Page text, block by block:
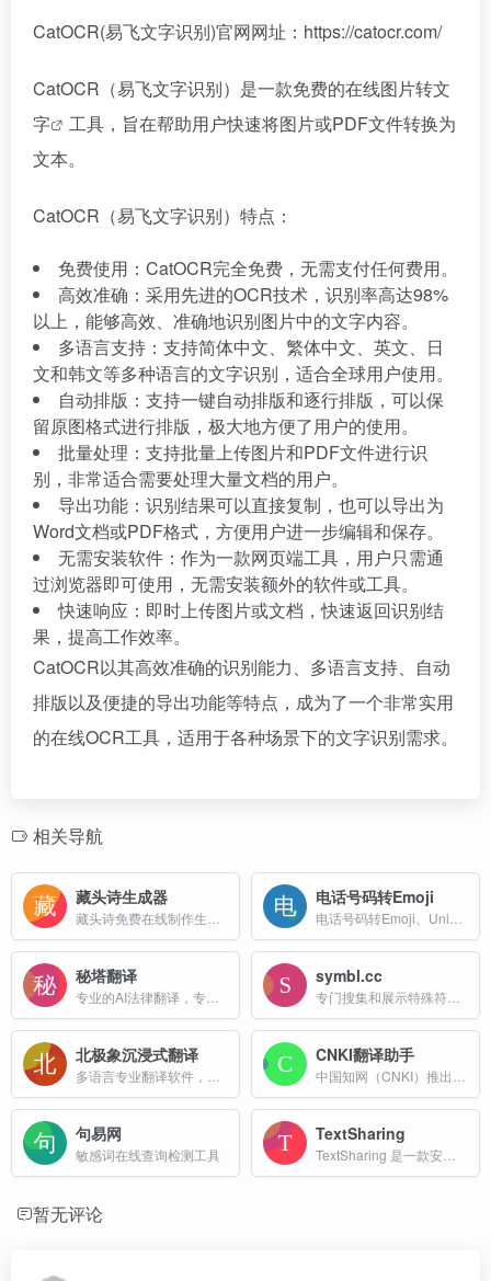
CatOCR(易飞文字识别)官网网址：https://catocr.com/
CatOCR（易飞文字识别）是一款免费的在线图片转文
字
工具，旨在帮助用户快速将图片或PDF文件转换为
文本。
CatOCR（易飞文字识别）特点：
免费使用：CatOCR完全免费，无需支付任何费用。
高效准确：采用先进的OCR技术，识别率高达98%
以上，能够高效、准确地识别图片中的文字内容。
多语言支持：支持简体中文、繁体中文、英文、日
文和韩文等多种语言的文字识别，适合全球用户使用。
自动排版：支持一键自动排版和逐行排版，可以保
留原图格式进行排版，极大地方便了用户的使用。
批量处理：支持批量上传图片和PDF文件进行识
别，非常适合需要处理大量文档的用户。
导出功能：识别结果可以直接复制，也可以导出为
Word文档或PDF格式，方便用户进一步编辑和保存。
无需安装软件：作为一款网页端工具，用户只需通
过浏览器即可使用，无需安装额外的软件或工具。
快速响应：即时上传图片或文档，快速返回识别结
果，提高工作效率。
CatOCR以其高效准确的识别能力、多语言支持、自动
排版以及便捷的导出功能等特点，成为了一个非常实用
的在线OCR工具，适用于各种场景下的文字识别需求。
相关导航
藏头诗生成器 电话号码转Emoji
秘塔翻译 symbl.cc
北极象沉浸式翻译 CNKI翻译助手
句易网
敏感词在线查询检测工具
TextSharing
暂无评论